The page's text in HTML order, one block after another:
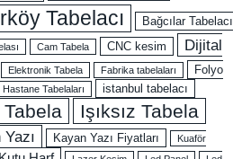
Tabelacı Bağcılar Tabelacı
Cam Tabela CNC kesim
Dijital
Elektronik Tabela Fabrika tabelaları
Folyo
Hastane Tabelaları istanbul tabelacı
Tabela Işıksız Tabela
Kayan Yazı Fiyatları
Kuaför